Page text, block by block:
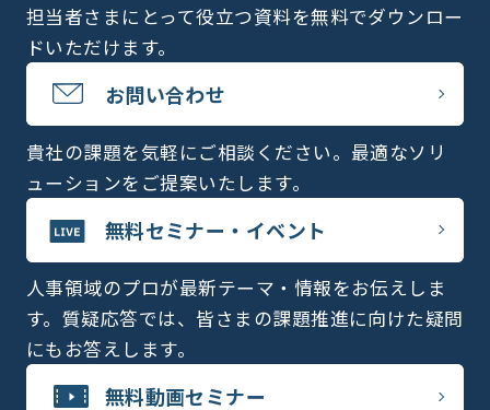
担当者さまにとって役立つ資料を無料でダウンロー
ドいただけます。
お問い合わせ
貴社の課題を気軽にご相談ください。最適なソリ
ューションをご提案いたします。
無料セミナー・イベント
人事領域のプロが最新テーマ・情報をお伝えしま
す。質疑応答では、皆さまの課題推進に向けた疑問
にもお答えします。
無料動画セミナー